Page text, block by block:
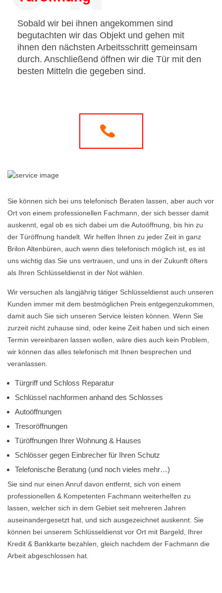
Sobald wir bei ihnen angekommen sind
begutachten wir das Objekt und gehen mit
ihnen den nächsten Arbeitsschritt gemeinsam
durch. Anschließend öffnen wir die Tür mit den
besten Mitteln die gegeben sind.
Sie können sich bei uns telefonisch Beraten lassen, aber auch vor
Ort von einem professionellen Fachmann, der sich besser damit
auskennt, egal ob es sich dabei um die Autoöffnung, bis hin zu
der Türöffnung handelt. Wir helfen Ihnen zu jeder Zeit in ganz
Brilon Altenbüren, auch wenn dies telefonisch möglich ist, es ist
uns wichtig das Sie uns vertrauen, und uns in der Zukunft öfters
als Ihren Schlüsseldienst in der Not wählen.
Wir versuchen als langjährig tätiger Schlüsseldienst auch unseren
Kunden immer mit dem bestmöglichen Preis entgegenzukommen,
damit auch Sie sich unseren Service leisten können. Wenn Sie
zurzeit nicht zuhause sind, oder keine Zeit haben und sich einen
Termin vereinbaren lassen wollen, wäre dies auch kein Problem,
wir können das alles telefonisch mit Ihnen besprechen und
veranlassen.
Türgriff und Schloss Reparatur
Schlüssel nachformen anhand des Schlosses
Autoöffnungen
Tresoröffnungen
Türöffnungen Ihrer Wohnung & Hauses
Schlösser gegen Einbrecher für Ihren Schutz
Telefonische Beratung (und noch vieles mehr…)
Sie sind nur einen Anruf davon entfernt, sich von einem
professionellen & Kompetenten Fachmann weiterhelfen zu
lassen, welcher sich in dem Gebiet seit mehreren Jahren
auseinandergesetzt hat, und sich ausgezeichnet auskennt. Sie
können bei unserem Schlüsseldienst vor Ort mit Bargeld, Ihrer
Kredit & Bankkarte bezahlen, gleich nachdem der Fachmann die
Arbeit abgeschlossen hat.